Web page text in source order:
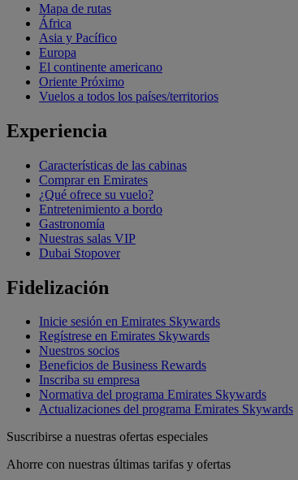
Mapa de rutas
África
Asia y Pacífico
Europa
El continente americano
Oriente Próximo
Vuelos a todos los países/territorios
Experiencia
Características de las cabinas
Comprar en Emirates
¿Qué ofrece su vuelo?
Entretenimiento a bordo
Gastronomía
Nuestras salas VIP
Dubai Stopover
Fidelización
Inicie sesión en Emirates Skywards
Regístrese en Emirates Skywards
Nuestros socios
Beneficios de Business Rewards
Inscriba su empresa
Normativa del programa Emirates Skywards
Actualizaciones del programa Emirates Skywards
Suscribirse a nuestras ofertas especiales
Ahorre con nuestras últimas tarifas y ofertas